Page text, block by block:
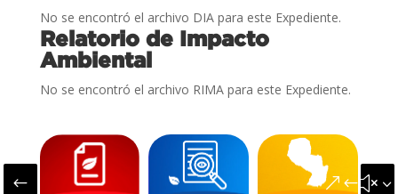
No se encontró el archivo DIA para este Expediente.
Relatorio de Impacto
Ambiental
No se encontró el archivo RIMA para este Expediente.
#